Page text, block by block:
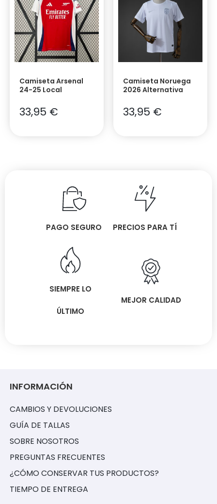
Camiseta Arsenal
24-25 Local
33,95 €
Camiseta Noruega
2026 Alternativa
33,95 €
PAGO SEGURO PRECIOS PARA TÍ
SIEMPRE LO
ÚLTIMO
MEJOR CALIDAD
INFORMACIÓN
CAMBIOS Y DEVOLUCIONES
GUÍA DE TALLAS
SOBRE NOSOTROS
PREGUNTAS FRECUENTES
¿CÓMO CONSERVAR TUS PRODUCTOS?
TIEMPO DE ENTREGA